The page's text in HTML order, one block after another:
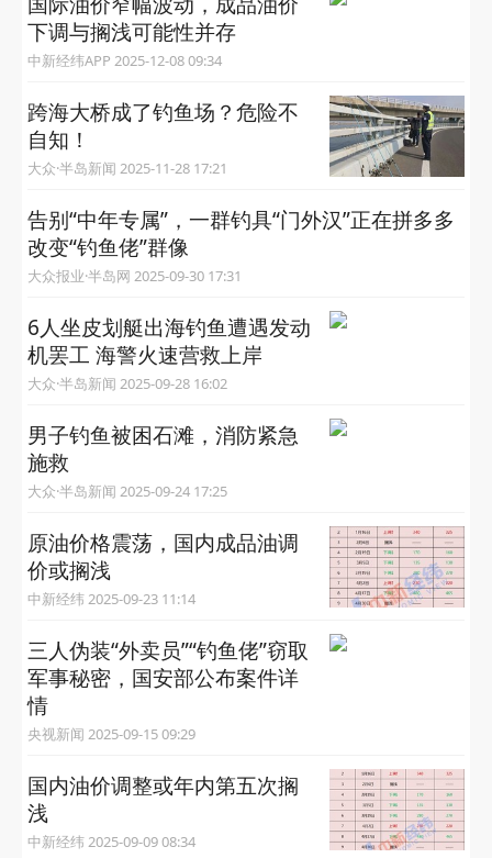
下调与搁浅可能性并存
中新经纬APP 2025-12-08 09:34
跨海大桥成了钓鱼场？危险不
自知！
大众·半岛新闻 2025-11-28 17:21
告别“中年专属”，一群钓具“门外汉”正在拼多多
改变“钓鱼佬”群像
大众报业·半岛网 2025-09-30 17:31
6人坐皮划艇出海钓鱼遭遇发动
机罢工 海警火速营救上岸
大众·半岛新闻 2025-09-28 16:02
男子钓鱼被困石滩，消防紧急
施救
大众·半岛新闻 2025-09-24 17:25
原油价格震荡，国内成品油调
价或搁浅
中新经纬 2025-09-23 11:14
三人伪装“外卖员”“钓鱼佬”窃取
军事秘密，国安部公布案件详
情
央视新闻 2025-09-15 09:29
国内油价调整或年内第五次搁
浅
中新经纬 2025-09-09 08:34